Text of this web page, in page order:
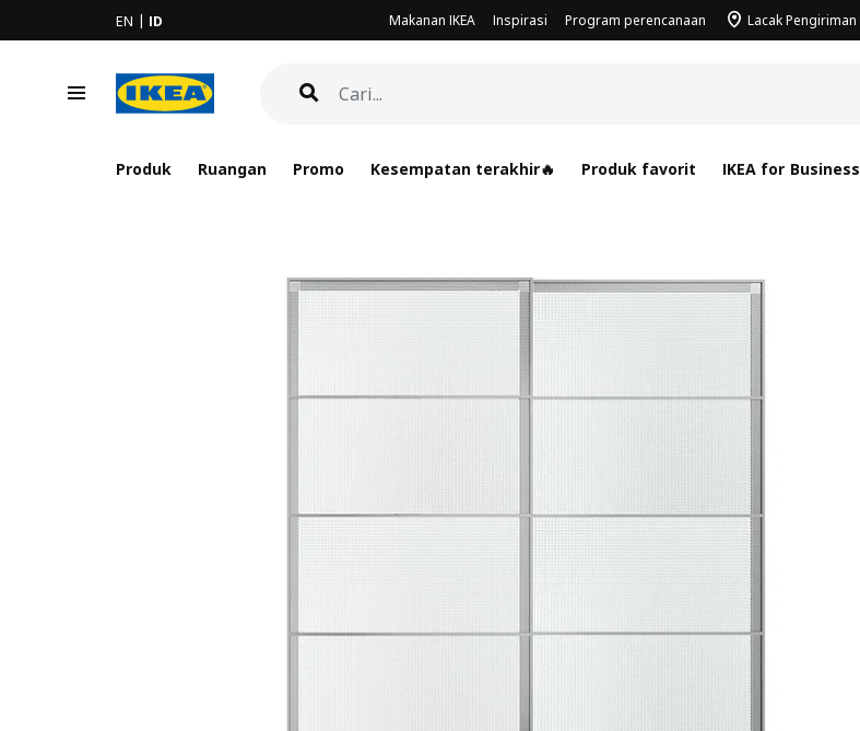
EN ID Makanan IKEA Inspirasi Program perencanaan Lacak Pengiriman
Produk Ruangan Promo Kesempatan terakhir🔥 Produk favorit IKEA for Business